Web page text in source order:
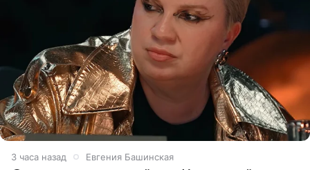
3 часа назад Евгения Башинская